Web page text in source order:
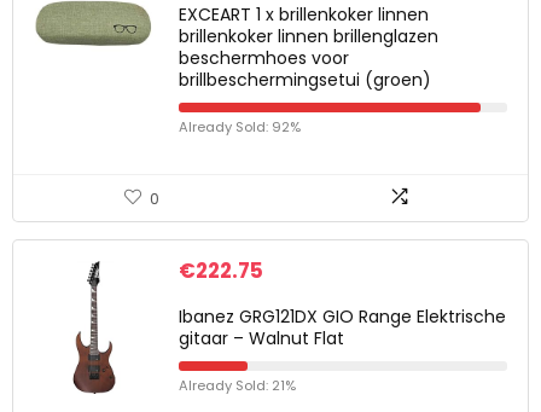
EXCEART 1 x brillenkoker linnen
brillenkoker linnen brillenglazen
beschermhoes voor
brillbeschermingsetui (groen)
Already Sold: 92%
0
€222.75
Ibanez GRG121DX GIO Range Elektrische
gitaar – Walnut Flat
Already Sold: 21%